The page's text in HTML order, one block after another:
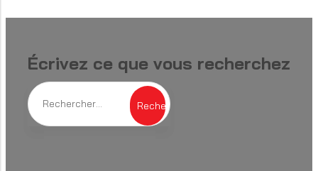
Écrivez ce que vous recherchez